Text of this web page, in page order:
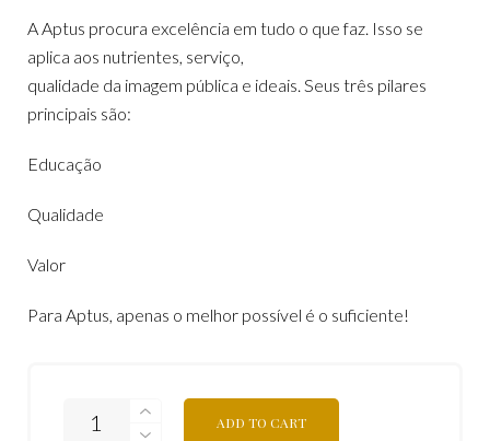
A Aptus procura excelência em tudo o que faz. Isso se
aplica aos nutrientes, serviço,
qualidade da imagem pública e ideais. Seus três pilares
principais são:
Educação
Qualidade
Valor
Para Aptus, apenas o melhor possível é o suficiente!
ADD TO CART